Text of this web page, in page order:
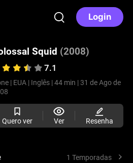
Login
Squid (2008)
7.1
| EUA | Inglês | 44 min | 31 de Ago de
Quero ver Ver Resenha
1 Temporadas